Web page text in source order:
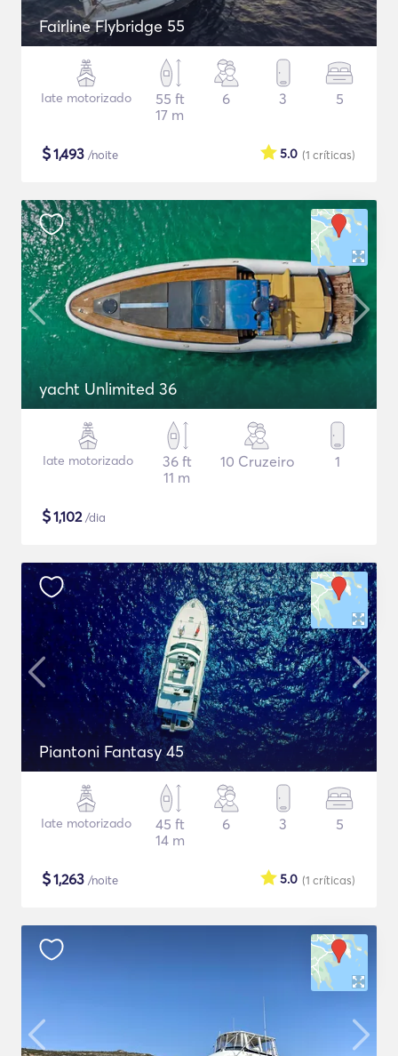
Fairline Flybridge 55
Iate motorizado
55 ft
17 m
6 3 5
$1,493 /noite (1 críticas)
5.0
yacht Unlimited 36
Iate motorizado
36 ft
11 m
10 Cruzeiro 1
$1,102/dia
Piantoni Fantasy 45
Iate motorizado
45 ft
14 m
6 3 5
$1,263 /noite (1 críticas)
5.0